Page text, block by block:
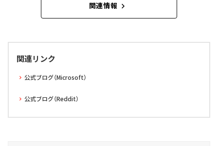
関連情報
関連リンク
公式ブログ（Microsoft）
公式ブログ（Reddit）